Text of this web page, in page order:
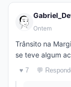
Ontem
Trânsito na
se teve algum
♥ 7 💬